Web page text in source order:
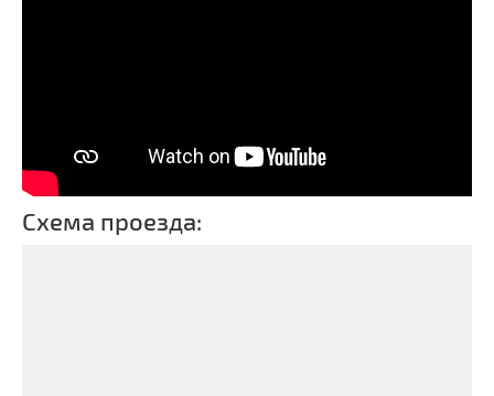
Схема проезда: